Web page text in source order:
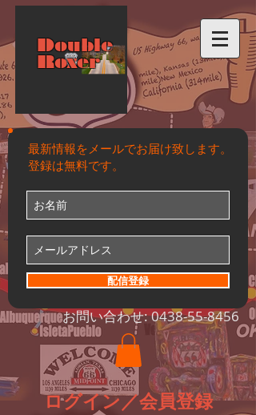
Double
Roxer
お問い合わせ:0438-55-8456
最新情報をメールでお届け致します。
登録は無料です。
配信登録
ログイン／会員登録